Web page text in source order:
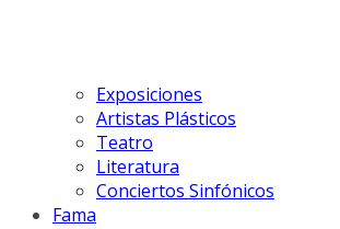
Exposiciones
Artistas Plásticos
Teatro
Literatura
Conciertos Sinfónicos
Fama